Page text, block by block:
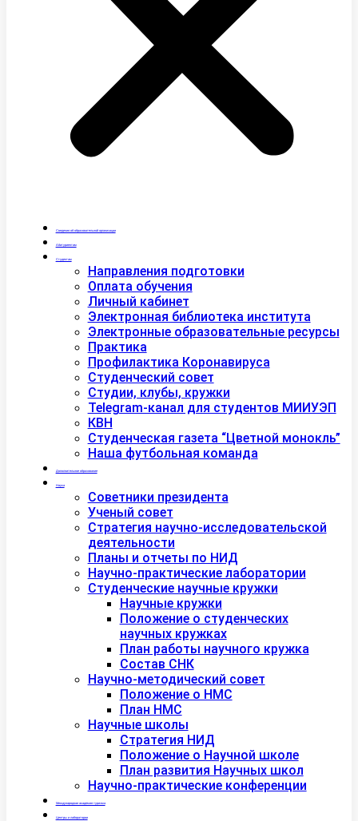
Сведения об образовательной организации
Абитуриентам
Студентам
Направления подготовки
Оплата обучения
Личный кабинет
Электронная библиотека института
Электронные образовательные ресурсы
Практика
Профилактика Коронавируса
Студенческий совет
Студии, клубы, кружки
Telegram-канал для студентов МИИУЭП
КВН
Студенческая газета “Цветной монокль”
Наша футбольная команда
Дополнительное образование
Наука
Советники президента
Ученый совет
Стратегия научно-исследовательской
деятельности
Планы и отчеты по НИД
Научно-практические лаборатории
Студенческие научные кружки
Научные кружки
Положение о студенческих
научных кружках
План работы научного кружка
Состав СНК
Научно-методический совет
Положение о НМС
План НМС
Научные школы
Стратегия НИД
Положение о Научной школе
План развития Научных школ
Научно-практические конференции
Международная академия туризма
Центры и лаборатории